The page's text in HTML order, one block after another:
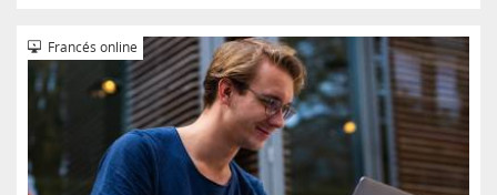
Francés online